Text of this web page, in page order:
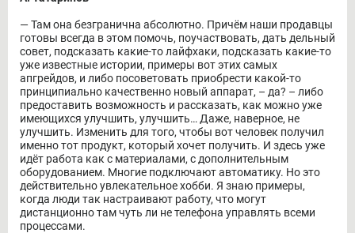
― Там она безгранична абсолютно. Причём наши продавцы
готовы всегда в этом помочь, поучаствовать, дать дельный
совет, подсказать какие-то лайфхаки, подсказать какие-то
уже известные истории, примеры вот этих самых
апгрейдов, и либо посоветовать приобрести какой-то
принципиально качественно новый аппарат, – да? – либо
предоставить возможность и рассказать, как можно уже
имеющихся улучшить, улучшить… Даже, наверное, не
улучшить. Изменить для того, чтобы вот человек получил
именно тот продукт, который хочет получить. И здесь уже
идёт работа как с материалами, с дополнительным
оборудованием. Многие подключают автоматику. Но это
действительно увлекательное хобби. Я знаю примеры,
когда люди так настраивают работу, что могут
дистанционно там чуть ли не телефона управлять всеми
процессами.